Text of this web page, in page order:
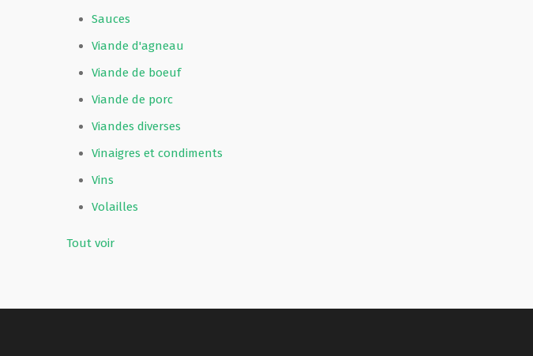
Sauces
Viande d'agneau
Viande de boeuf
Viande de porc
Viandes diverses
Vinaigres et condiments
Vins
Volailles
Tout voir